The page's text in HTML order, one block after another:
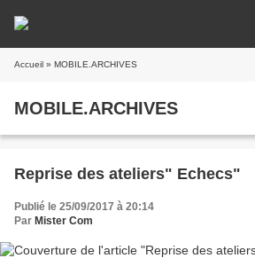
Accueil » MOBILE.ARCHIVES
MOBILE.ARCHIVES
Reprise des ateliers" Echecs"
Publié le 25/09/2017 à 20:14
Par Mister Com